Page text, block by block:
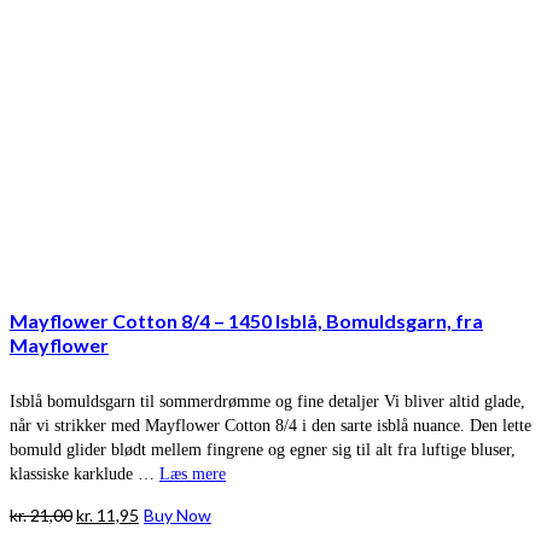
Mayflower Cotton 8/4 – 1450 Isblå, Bomuldsgarn, fra
Mayflower
Isblå bomuldsgarn til sommerdrømme og fine detaljer Vi bliver altid glade,
når vi strikker med Mayflower Cotton 8/4 i den sarte isblå nuance. Den lette
bomuld glider blødt mellem fingrene og egner sig til alt fra luftige bluser,
klassiske karklude … Læs mere
kr.21,00Den
kr. 11,95 Den
Buy Now